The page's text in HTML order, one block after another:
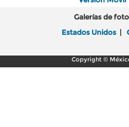
Galerías de
Estados Unidos |
Copyright ©